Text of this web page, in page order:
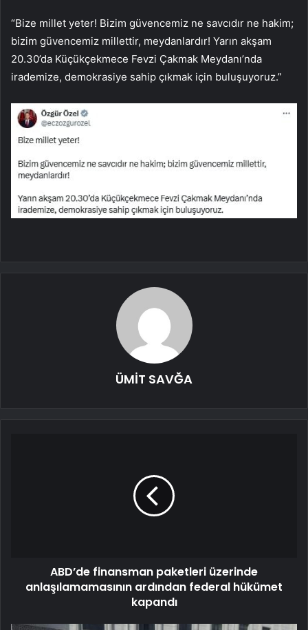
“Bize millet yeter! Bizim güvencemiz ne savcıdır ne hakim;
bizim güvencemiz millettir, meydanlardır! Yarın akşam
20.30’da Küçükçekmece Fevzi Çakmak Meydanı’nda
irademize, demokrasiye sahip çıkmak için buluşuyoruz.”
ÜMİT SAVĞA
ABD’de finansman paketleri üzerinde
anlaşılamamasının ardından federal hükümet
kapandı